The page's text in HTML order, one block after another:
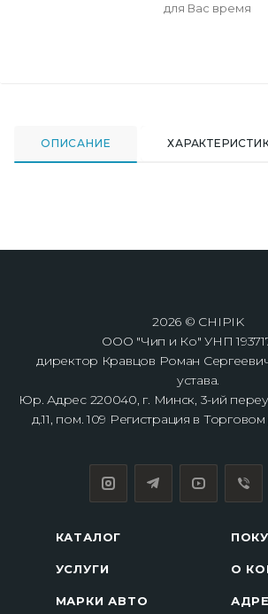
для Вас время
ОПИСАНИЕ
2026 © CHIPIK
ООО "Чип и Ко" УНП
директор Кравцов Роман
устава.
Юр. Адрес 220040, г. Минск, 3-ий
д.11, пом. 109 Регистрация в Торговом
КАТАЛОГ
УСЛУГИ
МАРКИ АВТО
О